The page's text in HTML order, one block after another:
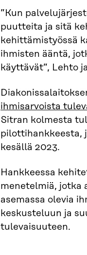
”Kun
puutteita ja sitä
kehittämistyössä
ihmisten ääntä,
käyttävät”, Lehto
ihmisarvoista
Sitran kolmesta
pilottihankkeesta,
kesällä 2023.
Hankkeessa
menetelmiä, jotka
asemassa olevia
keskusteluun ja
tulevaisuuteen.